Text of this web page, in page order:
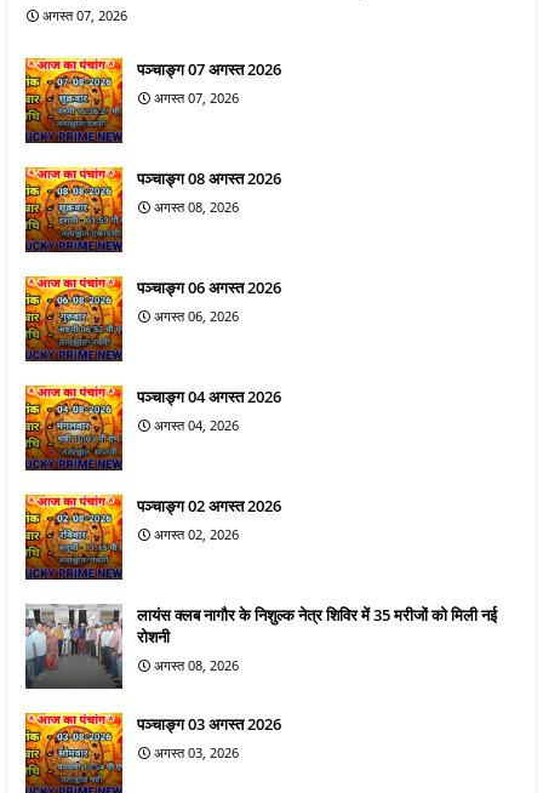
अगस्त 07, 2026
पञ्चाङ्ग 07 अगस्त 2026
अगस्त 07, 2026
पञ्चाङ्ग 08 अगस्त 2026
अगस्त 08, 2026
पञ्चाङ्ग 06 अगस्त 2026
अगस्त 06, 2026
पञ्चाङ्ग 04 अगस्त 2026
अगस्त 04, 2026
पञ्चाङ्ग 02 अगस्त 2026
अगस्त 02, 2026
लायंस क्लब नागौर के निशुल्क नेत्र शिविर में 35 मरीजों को मिली नई
रोशनी
अगस्त 08, 2026
पञ्चाङ्ग 03 अगस्त 2026
अगस्त 03, 2026